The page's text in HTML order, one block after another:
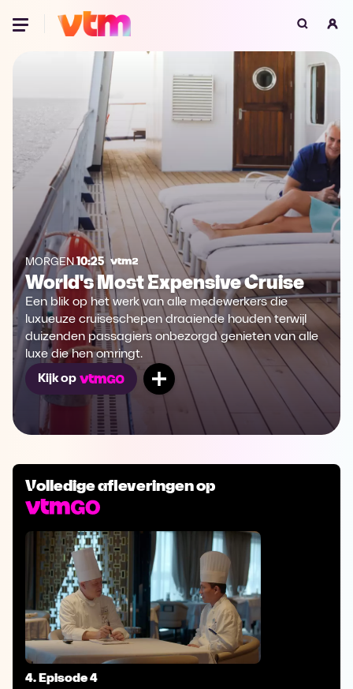
Voor je onze programma's gaat ontdekken,
best je browser updaten of hieronder één
van de ondersteunde browsers
downloaden.
Google Chrome Download
Firefox Download
Safari Download
Microsoft Edge Download
Opera Download
MORGEN10:25
World's Most Expensive Cruise
Een blik op het werk van alle medewerkers die
luxueuze cruiseschepen draaiende houden terwijl
duizenden passagiers onbezorgd genieten van alle
luxe die hen omringt.
Kijk op
Mijn lijst
Volledige afleveringen op
4. Episode 4